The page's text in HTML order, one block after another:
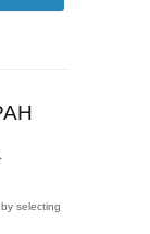
.
selecting